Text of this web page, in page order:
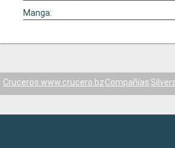
Manga:
Cruceros www.crucero.bzCompañías